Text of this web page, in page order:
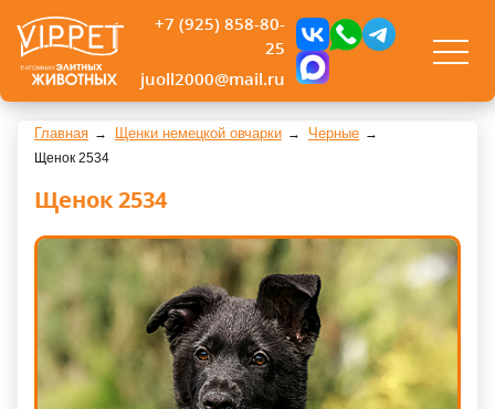
+7 (925) 858-80-
25
juoll2000@mail.ru
Главная Щенки немецкой овчарки Черные
Щенок 2534
Щенок 2534